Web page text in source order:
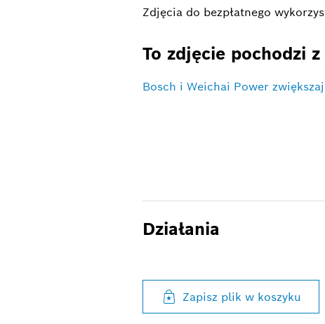
Zdjęcia do bezpłatnego
To zdjęcie pochodzi
Bosch i Weichai Power
Działania
Zapisz plik w koszyku